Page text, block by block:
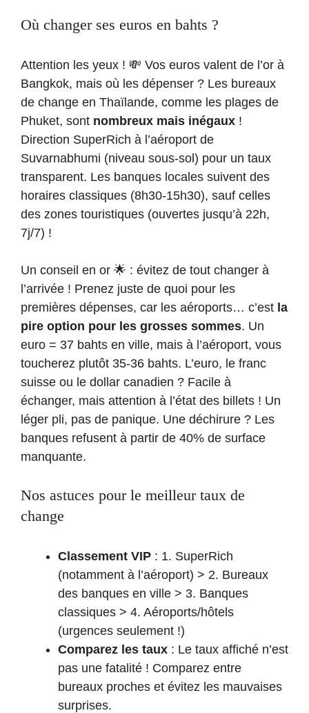
Où changer ses euros en bahts ?
Attention les yeux ! 💸 Vos euros valent de l’or à
Bangkok, mais où les dépenser ? Les bureaux
de change en Thaïlande, comme les plages de
Phuket, sont nombreux mais inégaux !
Direction SuperRich à l’aéroport de
Suvarnabhumi (niveau sous-sol) pour un taux
transparent. Les banques locales suivent des
horaires classiques (8h30-15h30), sauf celles
des zones touristiques (ouvertes jusqu’à 22h,
7j/7) !
Un conseil en or 🌟 : évitez de tout changer à
l’arrivée ! Prenez juste de quoi pour les
premières dépenses, car les aéroports… c’est la
pire option pour les grosses sommes. Un
euro = 37 bahts en ville, mais à l’aéroport, vous
toucherez plutôt 35-36 bahts. L’euro, le franc
suisse ou le dollar canadien ? Facile à
échanger, mais attention à l’état des billets ! Un
léger pli, pas de panique. Une déchirure ? Les
banques refusent à partir de 40% de surface
manquante.
Nos astuces pour le meilleur taux de
change
Classement VIP : 1. SuperRich
(notamment à l’aéroport) > 2. Bureaux
des banques en ville > 3. Banques
classiques > 4. Aéroports/hôtels
(urgences seulement !)
Comparez les taux : Le taux affiché n’est
pas une fatalité ! Comparez entre
bureaux proches et évitez les mauvaises
surprises.